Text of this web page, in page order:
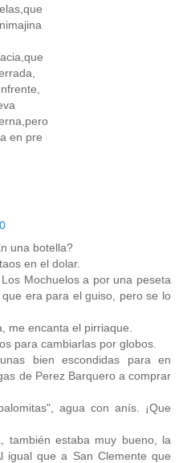
en pre
una botella?
en el dolar.
Mochuelos a por una peseta
era para el guiso, pero se lo
me encanta el pirriaque.
para cambiarlas por globos.
bien escondidas para en
de Perez Barquero a comprar
agua con anís. ¡Que
también estaba muy bueno, la
igual que a San Clemente que